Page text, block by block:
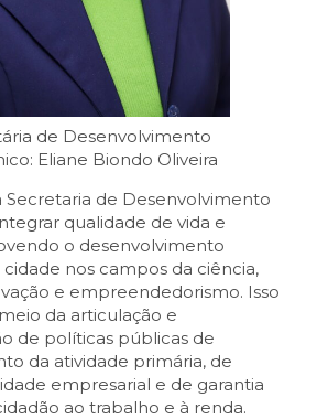
de Desenvolvimento
Eliane Biondo Oliveira
Secretaria de Desenvolvimento
qualidade de vida e
o desenvolvimento
nos campos da ciência,
e empreendedorismo. Isso
da articulação e
de políticas públicas de
da atividade primária, de
empresarial e de garantia
ao trabalho e à renda.